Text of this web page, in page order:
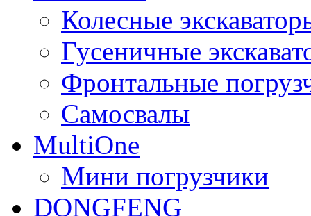
Колесные
Гусеничные
Фронтальные
Самосвалы
MultiOne
Мини погрузчики
DONGFENG